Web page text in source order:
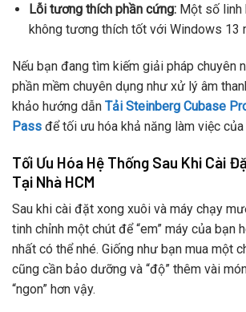
Lỗi tương thích phần cứng:Một số linh
không tương thích tốt với Windows 13
Nếu bạn đang tìm kiếm giải pháp chuyên
phần mềm chuyên dụng như xử lý âm
khảo hướng dẫn Tải Steinberg Cubase
Pass để tối ưu hóa khả năng làm việc của
Tối Ưu Hóa Hệ Thống Sau Khi Cài
Tại Nhà HCM
Sau khi cài đặt xong xuôi và máy chạy
tinh chỉnh một chút để “em” máy của bạn
nhất có thể nhé. Giống như bạn mua một
cũng cần bảo dưỡng và “độ” thêm vài
“ngon” hơn vậy.